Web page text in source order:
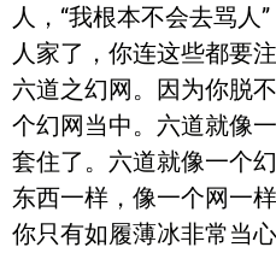
人，“我根本不会去骂人
人家了，你连这些都要
六道之幻网。因为你脱
个幻网当中。六道就像
套住了。六道就像一个
东西一样，像一个网一
你只有如履薄冰非常当